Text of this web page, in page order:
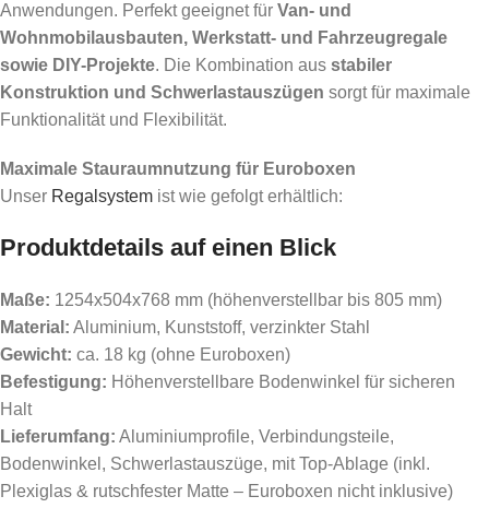
Anwendungen. Perfekt geeignet für Van- und
Wohnmobilausbauten, Werkstatt- und Fahrzeugregale
sowie DIY-Projekte. Die Kombination aus stabiler
Konstruktion und Schwerlastauszügen sorgt für maximale
Funktionalität und Flexibilität.
Maximale Stauraumnutzung für Euroboxen
Unser Regalsystem ist wie gefolgt erhältlich:
Produktdetails auf einen Blick
Maße: 1254x504x768 mm (höhenverstellbar bis 805 mm)
Material: Aluminium, Kunststoff, verzinkter Stahl
Gewicht: ca. 18 kg (ohne Euroboxen)
Befestigung: Höhenverstellbare Bodenwinkel für sicheren
Halt
Lieferumfang: Aluminiumprofile, Verbindungsteile,
Bodenwinkel, Schwerlastauszüge, mit Top-Ablage (inkl.
Plexiglas & rutschfester Matte – Euroboxen nicht inklusive)